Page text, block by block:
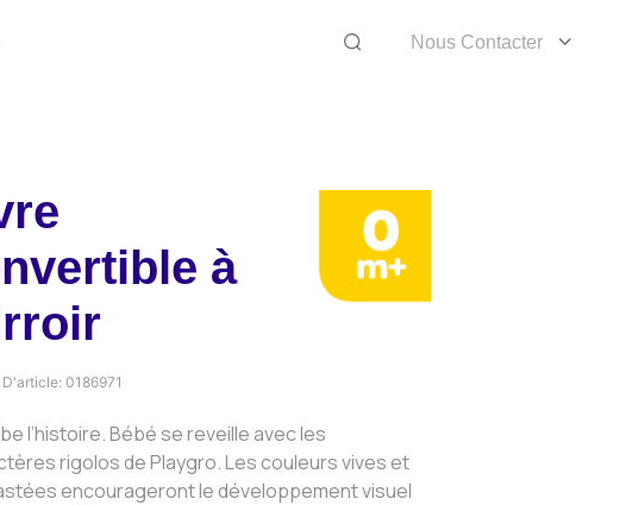
Nous Contacter
à
D'article:0186971
l’histoire. Bébé se reveille avec les
rigolos de Playgro. Les couleurs vives et
encourageront le développement visuel